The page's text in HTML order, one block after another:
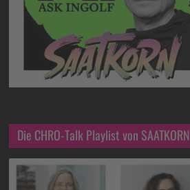
Die CHRO-Talk Playlist von SAATKORN